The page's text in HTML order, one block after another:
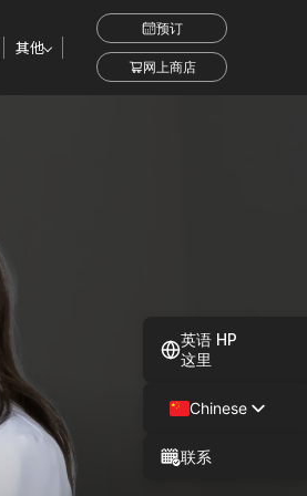
其他
预订
网上商店
英语 HP
这里
Chinese
联系